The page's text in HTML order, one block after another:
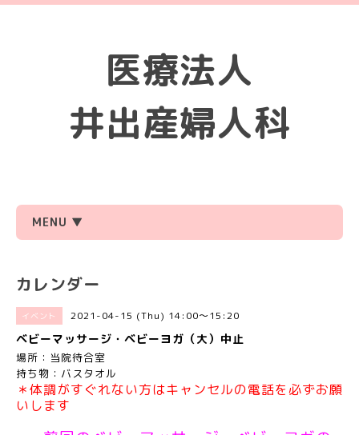
医療法人
井出産婦人科
MENU ▼
カレンダー
イベント 2021-04-15 (Thu) 14:00～15:20
ベビーマッサージ・ベビーヨガ（大）中止
場所：当院待合室
持ち物：バスタオル
＊体調がすぐれない方はキャンセルの電話を必ずお願
いします